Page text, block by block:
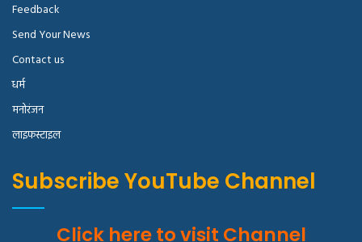
Feedback
Send Your News
Contact us
धर्म
मनोरंजन
लाइफस्टाइल
Subscribe YouTube Channel
Click here to visit Channel